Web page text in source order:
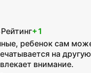
Рейтинг+1
ребенок сам
на
внимание.